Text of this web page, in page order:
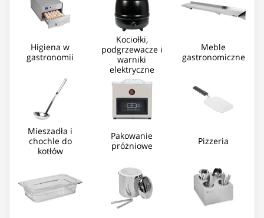
Higiena w
gastronomii
Kociołki,
podgrzewacze i
warniki
elektryczne
Meble
gastronomiczne
Mieszadła i
chochle do
kotłów
Pakowanie
próżniowe
Pizzeria